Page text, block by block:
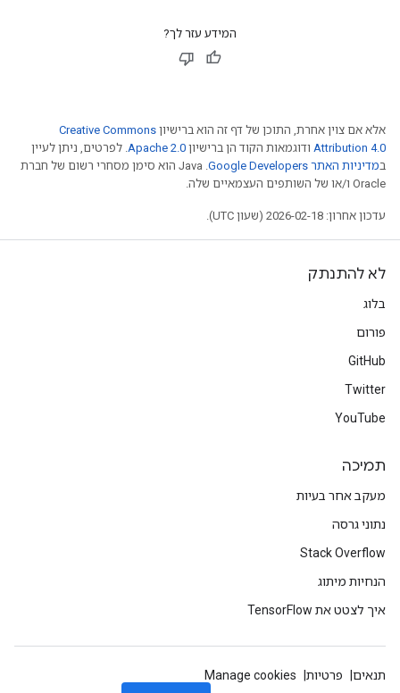
המידע עזר לך?
אלא אם צוין אחרת, התוכן של דף זה הוא ברישיון Creative Commons
Attribution 4.0 ודוגמאות הקוד הן ברישיון Apache 2.0. לפרטים, ניתן לעיין
במדיניות האתר Google Developers‏
.‏ Java הוא סימן מסחרי רשום של חברת
Oracle ו/או של השותפים העצמאיים שלה.
עדכון אחרון: 2026-02-18 (שעון UTC).
לא להתנתק
בלוג
פורום
GitHub
Twitter
YouTube
תמיכה
מעקב אחר בעיות
נתוני גרסה
Stack Overflow
הנחיות מיתוג
איך לצטט את TensorFlow
תנאים פרטיות
Manage cookies